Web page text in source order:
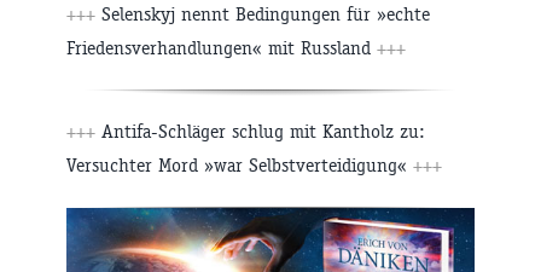
+++ Selenskyj nennt Bedingungen für »echte
Friedensverhandlungen« mit Russland +++
+++ Antifa-Schläger schlug mit Kantholz zu:
Versuchter Mord »war Selbstverteidigung« +++